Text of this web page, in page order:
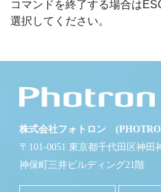
コマンドを終了する場合は
選択してください。
株式会社フォトロン
〒101-0051 東京都千代田区神田
神保町三井ビルディング21階